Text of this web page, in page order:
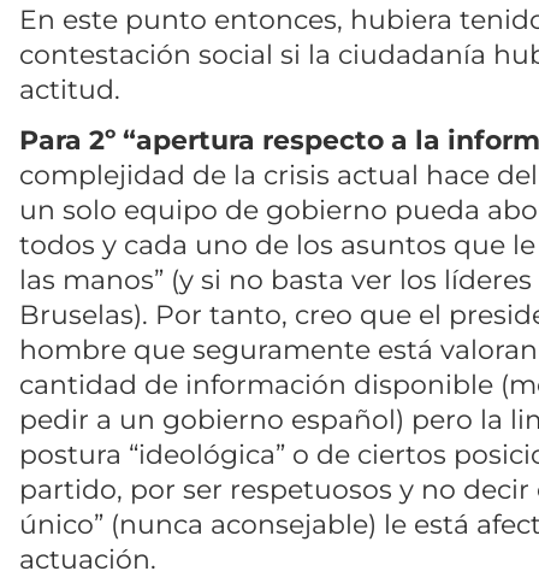
En este punto entonces, hubiera
contestación social si la ciudadanía
actitud.
Para 2º “apertura respecto a la
complejidad de la crisis actual hace
un solo equipo de gobierno pueda
todos y cada uno de los asuntos que
las manos” (y si no basta ver los
Bruselas). Por tanto, creo que el
hombre que seguramente está
cantidad de información disponible
pedir a un gobierno español) pero la
postura “ideológica” o de ciertos
partido, por ser respetuosos y no
único” (nunca aconsejable) le está
actuación.